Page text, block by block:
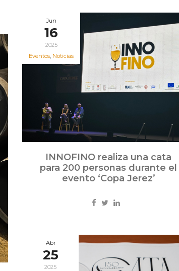
Jun
16
2025
Eventos, Noticias
INNOFINO realiza una cata
para 200 personas durante el
evento ‘Copa Jerez’
Abr
25
2025